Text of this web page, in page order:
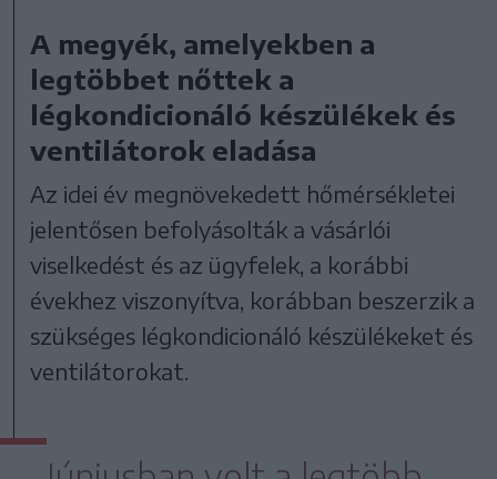
A megyék, amelyekben a
legtöbbet nőttek a
légkondicionáló készülékek és
ventilátorok eladása
Az idei év megnövekedett hőmérsékletei
jelentősen befolyásolták a vásárlói
viselkedést és az ügyfelek, a korábbi
évekhez viszonyítva, korábban beszerzik a
szükséges légkondicionáló készülékeket és
ventilátorokat.